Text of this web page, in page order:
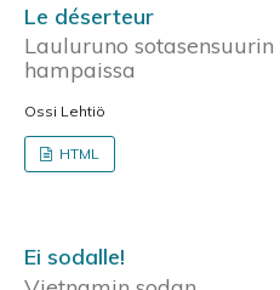
Le déserteur
Lauluruno sotasensuurin
hampaissa
Ossi Lehtiö
HTML
Ei sodalle!